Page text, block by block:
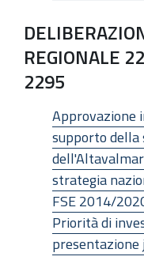
REGIONALE
2295
Approvazione
supporto
strategia
FSE 2014/
Priorità di